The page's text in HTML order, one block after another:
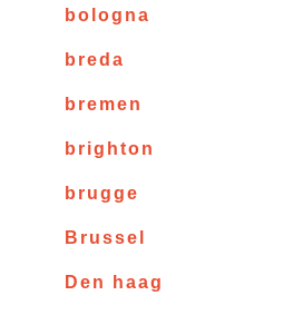
bologna
breda
bremen
brighton
brugge
Brussel
Den haag